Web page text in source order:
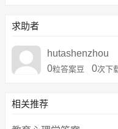
求助者
hutashenzhou
0粒答案豆 0次下
相关推荐